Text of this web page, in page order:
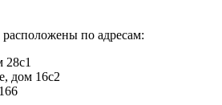
расположены по адресам:
28с1
дом 16с2